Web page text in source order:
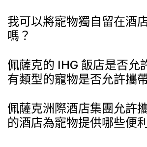
我可以將寵物獨自留在酒
嗎？
佩薩克的 IHG 飯店是否允
有類型的寵物是否允許攜
佩薩克洲際酒店集團允許
的酒店為寵物提供哪些便